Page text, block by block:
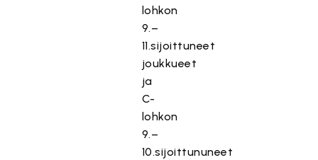
lohkon
9.–
11.sijoittuneet
joukkueet
ja
C-
lohkon
9.–
10.sijoittununeet